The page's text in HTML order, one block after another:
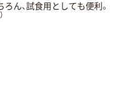
ん、試食用としても便利。